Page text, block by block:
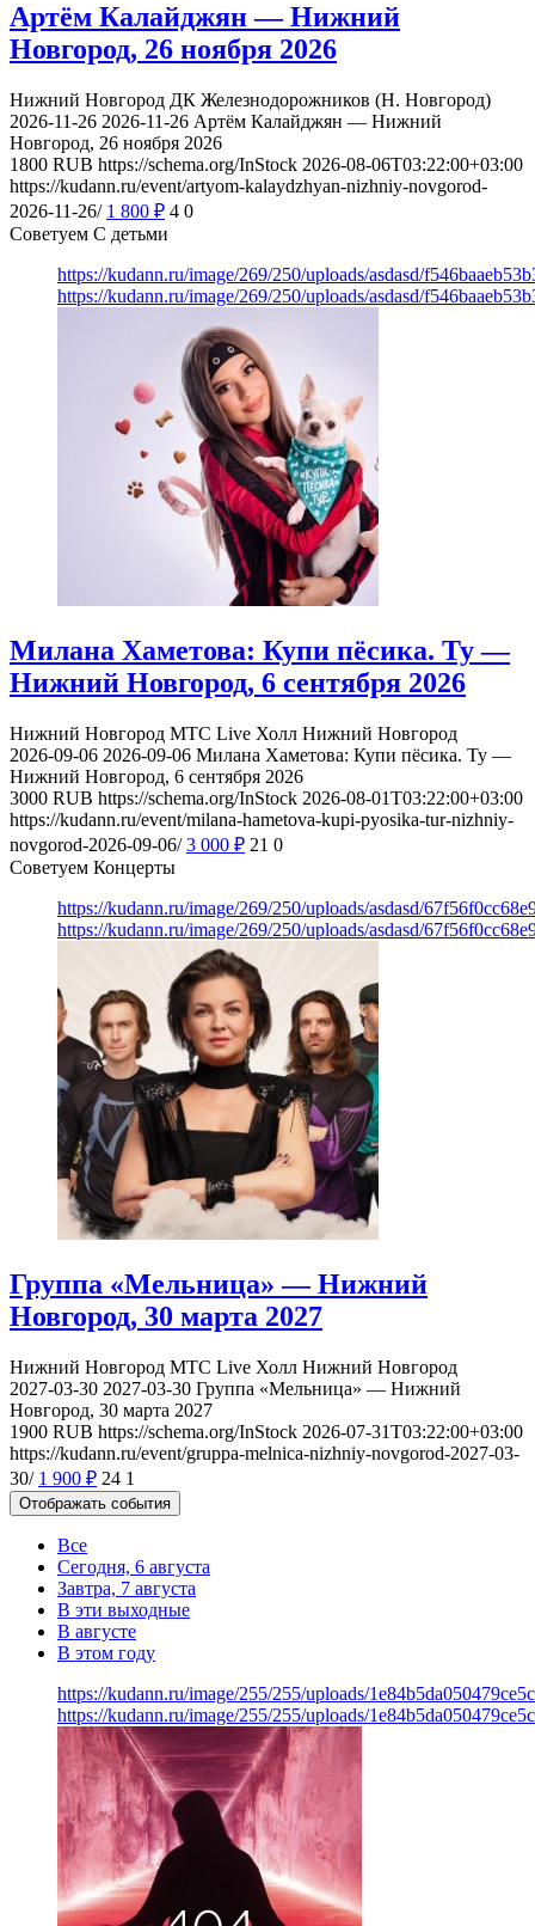
Артём Калайджян — Нижний
Новгород, 26 ноября 2026
Нижний Новгород ДК Железнодорожников (Н. Новгород)
2026-11-26 2026-11-26 Артём Калайджян — Нижний
Новгород, 26 ноября 2026
1800 RUB https://schema.org/InStock 2026-08-06T03:22:00+03:00
https://kudann.ru/event/artyom-kalaydzhyan-nizhniy-novgorod-
2026-11-26/ 1 800 ₽ 4 0
Советуем С детьми
https://kudann.ru/image/269/250/uploads/asdasd/
https://kudann.ru/image/269/250/uploads/asdasd/
Милана Хаметова: Купи пёсика. Ту —
Нижний Новгород, 6 сентября 2026
Нижний Новгород МТС Live Холл Нижний Новгород
2026-09-06 2026-09-06 Милана Хаметова: Купи пёсика. Ту —
Нижний Новгород, 6 сентября 2026
3000 RUB https://schema.org/InStock 2026-08-01T03:22:00+03:00
https://kudann.ru/event/milana-hametova-kupi-pyosika-tur-nizhniy-
novgorod-2026-09-06/ 3 000 ₽ 21 0
Советуем Концерты
https://kudann.ru/image/269/250/uploads/asdasd/
https://kudann.ru/image/269/250/uploads/asdasd/
Группа «Мельница» — Нижний
Новгород, 30 марта 2027
Нижний Новгород МТС Live Холл Нижний Новгород
2027-03-30 2027-03-30 Группа «Мельница» — Нижний
Новгород, 30 марта 2027
1900 RUB https://schema.org/InStock 2026-07-31T03:22:00+03:00
https://kudann.ru/event/gruppa-melnica-nizhniy-novgorod-2027-03-
30/ 1 900 ₽ 24 1
Отображать события
Все
Сегодня, 6 августа
Завтра, 7 августа
В эти выходные
В августе
В этом году
https://kudann.ru/image/255/255/uploads/
https://kudann.ru/image/255/255/uploads/